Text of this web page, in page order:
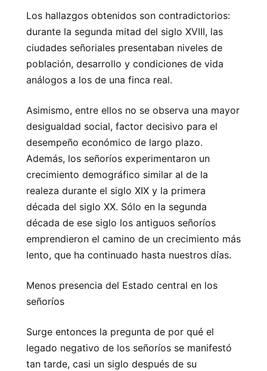
Los hallazgos obtenidos son contradictorios:
durante la segunda mitad del siglo XVIII, las
ciudades señoriales presentaban niveles de
población, desarrollo y condiciones de vida
análogos a los de una finca real.
Asimismo, entre ellos no se observa una mayor
desigualdad social, factor decisivo para el
desempeño económico de largo plazo.
Además, los señoríos experimentaron un
crecimiento demográfico similar al de la
realeza durante el siglo XIX y la primera
década del siglo XX. Sólo en la segunda
década de ese siglo los antiguos señoríos
emprendieron el camino de un crecimiento más
lento, que ha continuado hasta nuestros días.
Menos presencia del Estado central en los
señoríos
Surge entonces la pregunta de por qué el
legado negativo de los señoríos se manifestó
tan tarde, casi un siglo después de su